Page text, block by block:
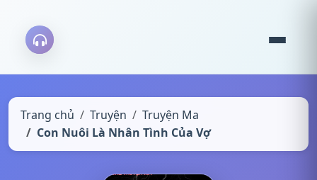
Trang chủ Truyện
Truyện Ma
Con Nuôi Là Nhân Tình Của Vợ